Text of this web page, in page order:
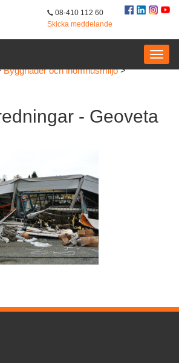
08-410 112 60
Skicka meddelande
Byggnader och inomhusmiljö>
- Geoveta